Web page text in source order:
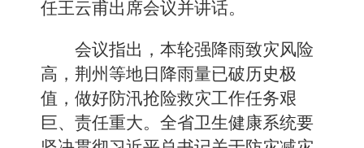
任王云甫出席会议并讲话。
会议指出，本轮强降雨致灾风险
高，荆州等地日降雨量已破历史极
值，做好防汛抢险救灾工作任务艰
巨、责任重大。全省卫生健康系统要